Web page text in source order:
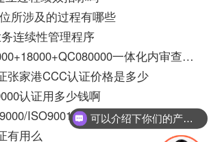
所涉及的过程有哪些
连续性管理程序
求 ISO9000+14000+18000+QC080000一体化内审查检表 谢谢！
张家港CCC认证价格是多少
认证用多少钱啊
请问2015版 ISO9000/ISO9001换版认证哪家说到也能做到！
有用么
可以介绍下你们的产品么？